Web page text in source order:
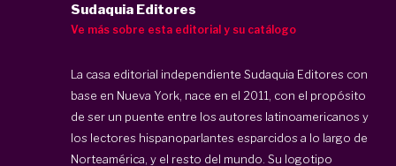
Sudaquia Editores
Ve más sobre esta editorial y su catálogo
La casa editorial independiente Sudaquia Editores con
base en Nueva York, nace en el 2011, con el propósito
de ser un puente entre los autores latinoamericanos y
los lectores hispanoparlantes esparcidos a lo largo de
Norteamérica, y el resto del mundo. Su logotipo